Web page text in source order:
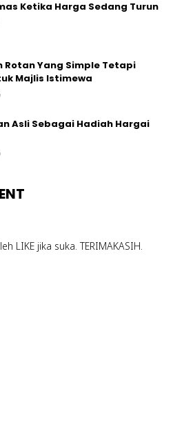
Ketika Harga Sedang Turun
Rotan Yang Simple Tetapi
Majlis Istimewa
Asli Sebagai Hadiah Hargai
LIKE jika suka. TERIMAKASIH.